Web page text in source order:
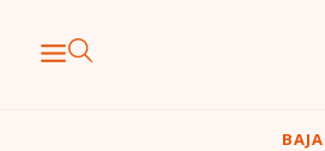
BAJA